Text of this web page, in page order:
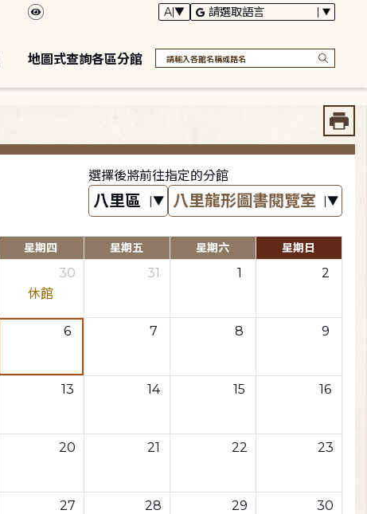
地圖式查詢各區分館
選擇後將前往指定的分館
星期四 星期五 星期六 星期日
30
休館
31 1 2
6 7 8 9
13 14 15 16
20 21 22 23
27
28 29 30